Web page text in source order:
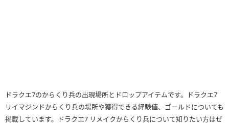
ドラクエ7のからくり兵の出現場所とドロップアイテムです。ドラクエ7
リイマジンドからくり兵の場所や獲得できる経験値、ゴールドについても
掲載しています。ドラクエ7 リメイクからくり兵について知りたい方はぜ